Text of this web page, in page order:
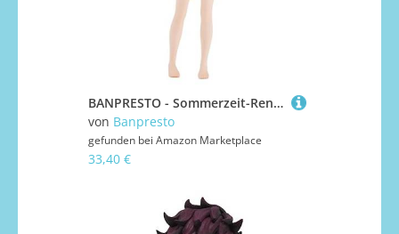
BANPRESTO - Sommerzeit-Rendering - Echte Statuen-Rendering - Ushio Kofune
von Banpresto
gefunden bei Amazon Marketplace
33,40 €